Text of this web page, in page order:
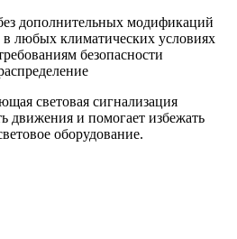
дополнительных модификаций
в любых климатических условиях
безопасности
световая сигнализация
движения и помогает избежать
оборудование.